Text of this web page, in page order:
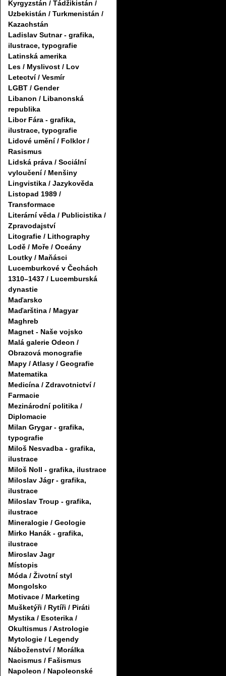
Kyrgyzstán / Tádžikistán /
Uzbekistán / Turkmenistán /
Kazachstán
Ladislav Sutnar - grafika,
ilustrace, typografie
Latinská amerika
Les / Myslivost / Lov
Letectví / Vesmír
LGBT / Gender
Libanon / Libanonská
republika
Libor Fára - grafika,
ilustrace, typografie
Lidové umění / Folklor /
Rasismus
Lidská práva / Sociální
vyloučení / Menšiny
Lingvistika / Jazykověda
Listopad 1989 /
Transformace
Literární věda / Publicistika /
Zpravodajství
Litografie / Lithography
Lodě / Moře / Oceány
Loutky / Maňásci
Lucemburkové v Čechách
1310–1437 / Lucemburská
dynastie
Maďarsko
Maďarština / Magyar
Maghreb
Magnet - Naše vojsko
Malá galerie Odeon /
Obrazová monografie
Mapy / Atlasy / Geografie
Matematika
Medicína / Zdravotnictví /
Farmacie
Mezinárodní politika /
Diplomacie
Milan Grygar - grafika,
typografie
Miloš Nesvadba - grafika,
ilustrace
Miloš Noll - grafika, ilustrace
Miloslav Jágr - grafika,
ilustrace
Miloslav Troup - grafika,
ilustrace
Mineralogie / Geologie
Mirko Hanák - grafika,
ilustrace
Miroslav Jagr
Místopis
Móda / Životní styl
Mongolsko
Motivace / Marketing
Mušketýři / Rytíři / Piráti
Mystika / Esoterika /
Okultismus / Astrologie
Mytologie / Legendy
Náboženství / Morálka
Nacismus / Fašismus
Napoleon / Napoleonské